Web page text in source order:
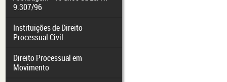
9.307/96
Instituições de Direito
Processual Civil
Direito Processual em
Movimento